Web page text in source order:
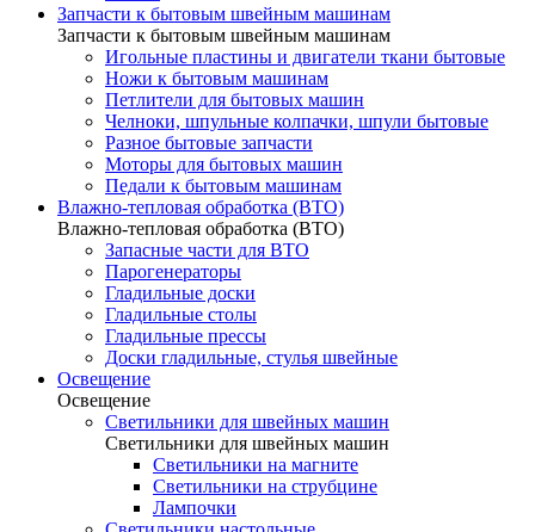
Запчасти к бытовым швейным машинам
Запчасти к бытовым швейным машинам
Игольные пластины и двигатели ткани бытовые
Ножи к бытовым машинам
Петлители для бытовых машин
Челноки, шпульные колпачки, шпули бытовые
Разное бытовые запчасти
Моторы для бытовых машин
Педали к бытовым машинам
Влажно-тепловая обработка (ВТО)
Влажно-тепловая обработка (ВТО)
Запасные части для ВТО
Парогенераторы
Гладильные доски
Гладильные столы
Гладильные прессы
Доски гладильные, стулья швейные
Освещение
Освещение
Светильники для швейных машин
Светильники для швейных машин
Светильники на магните
Светильники на струбцине
Лампочки